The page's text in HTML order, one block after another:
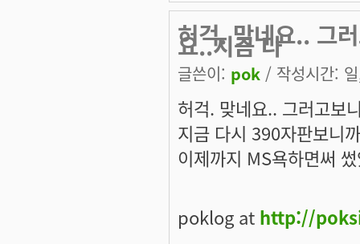
허걱. 맞네요.. 그
요..지금 다
글쓴이: pok / 작성시간:
허걱. 맞네요.. 그러고보
지금 다시 390자판보니
이제까지 MS욕하면써
poklog at http://